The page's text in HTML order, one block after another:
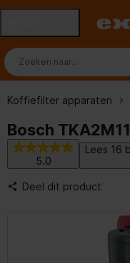
Koffiefilter apparaten
Bosch
5.0
Lees 16
Deel dit product